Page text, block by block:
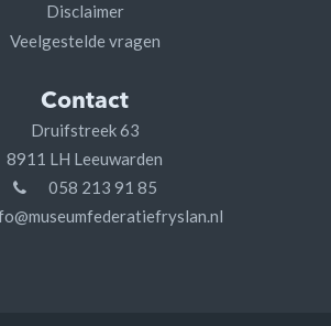
Disclaimer
Veelgestelde vragen
Contact
Druifstreek 63
8911 LH Leeuwarden
058 213 91 85